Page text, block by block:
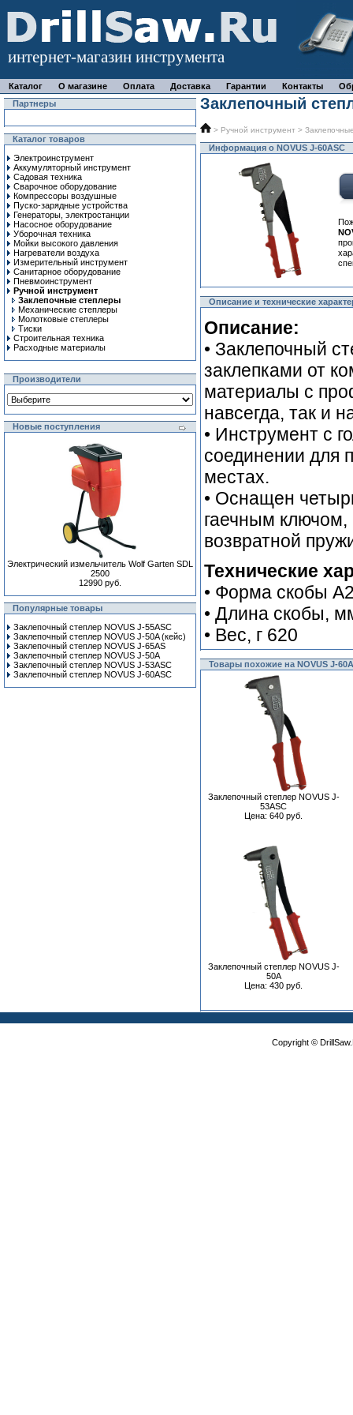
интернет-магазин инструмента
Каталог О магазине Оплата Доставка Гарантии Контакты
Партнеры
Каталог товаров
Электроинструмент
Аккумуляторный инструмент
Садовая техника
Сварочное оборудование
Компрессоры воздушные
Пуско-зарядные устройства
Генераторы, электростанции
Насосное оборудование
Уборочная техника
Мойки высокого давления
Нагреватели воздуха
Измерительный инструмент
Санитарное оборудование
Пневмоинструмент
Ручной инcтрумент
Заклепочные степлеры
Механические степлеры
Молотковые степлеры
Тиски
Строительная техника
Расходные материалы
Производители
Новые поступления
Электрический измельчитель Wolf Garten SDL
2500
12990 руб.
Популярные товары
Заклепочный степлер NOVUS J-55ASC
Заклепочный степлер NOVUS J-50A (кейс)
Заклепочный степлер NOVUS J-65AS
Заклепочный степлер NOVUS J-50A
Заклепочный степлер NOVUS J-53ASC
Заклепочный степлер NOVUS J-60ASC
Заклепочный
> Ручной инcтрумент >
Информация о NOVUS J-60ASC
Описание и технические
Описание:
• Заклепочный
заклепками от
материалы с
навсегда, так и
• Инструмент с
соединении для
местах.
• Оснащен
гаечным ключом,
возвратной
Технические
• Форма скобы
• Длина скобы,
• Вес, г 620
Товары похожие на NOVUS J-
Заклепочный степлер NOVUS J-
53ASC
Цена: 640 руб.
Заклепочный степлер NOVUS J-
50A
Цена: 430 руб.
Copyright ©